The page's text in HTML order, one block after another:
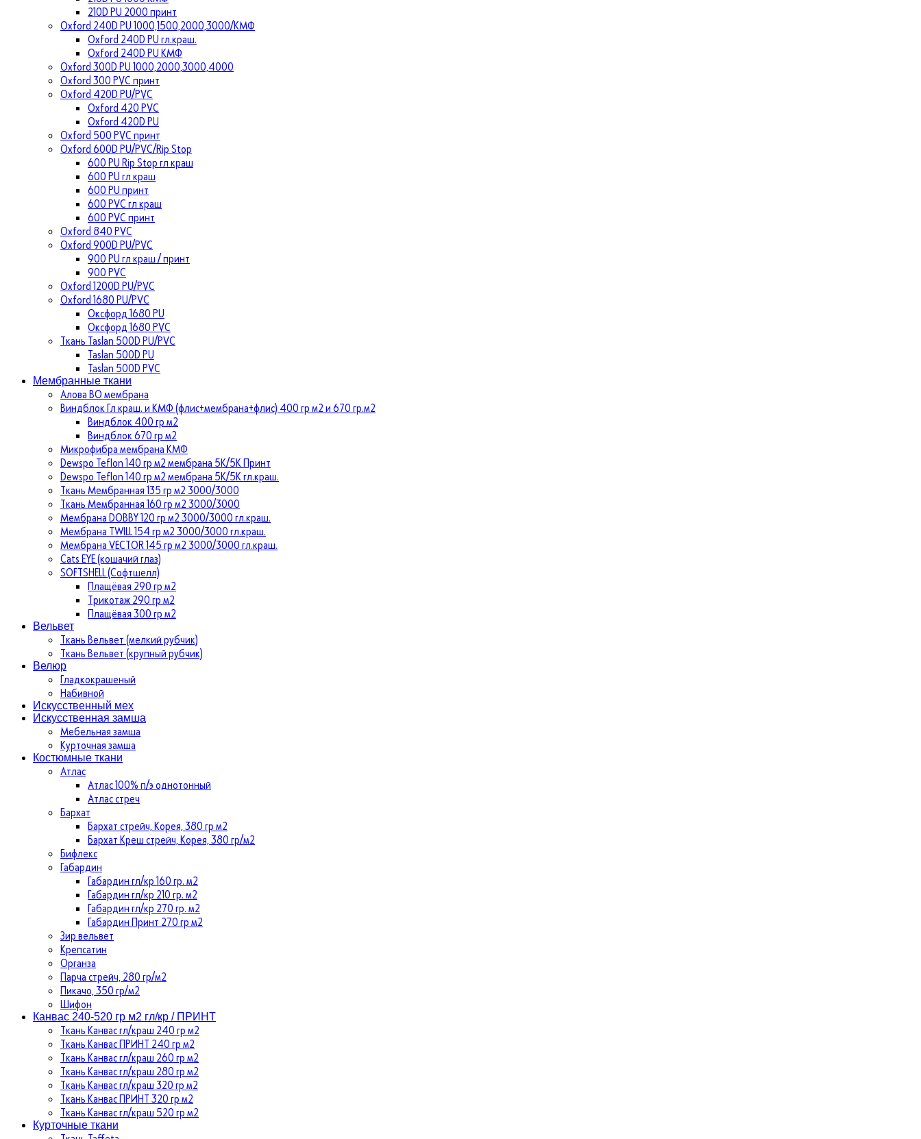
210D PU 2000 принт
Oxford 240D PU 1000,1500,2000,3000/КМФ
Oxford 240D PU гл.краш.
Oxford 240D PU КМФ
Oxford 300D PU 1000,2000,3000,4000
Oxford 300 PVC принт
Oxford 420D PU/PVC
Oxford 420 PVC
Oxford 420D PU
Oxford 500 PVC принт
Oxford 600D PU/PVC/Rip Stop
600 PU Rip Stop гл краш
600 PU гл краш
600 PU принт
600 PVC гл краш
600 PVC принт
Oxford 840 PVC
Oxford 900D PU/PVC
900 PU гл краш / принт
900 PVC
Oxford 1200D PU/PVC
Oxford 1680 PU/PVC
Оксфорд 1680 PU
Оксфорд 1680 PVC
Ткань Taslan 500D PU/PVC
Taslan 500D PU
Taslan 500D PVC
Мембранные ткани
Алова ВО мембрана
Виндблок Гл краш. и КМФ (флис+мембрана+флис) 400 гр м2 и 670 гр.м2
Виндблок 400 гр м2
Виндблок 670 гр м2
Микрофибра мембрана КМФ
Dewspo Teflon 140 гр м2 мембрана 5К/5К Принт
Dewspo Teflon 140 гр м2 мембрана 5К/5К гл.краш.
Ткань Мембранная 135 гр м2 3000/3000
Ткань Мембранная 160 гр м2 3000/3000
Мембрана DOBBY 120 гр м2 3000/3000 гл.краш.
Мембрана TWILL 154 гр м2 3000/3000 гл.краш.
Мембрана VECTOR 145 гр м2 3000/3000 гл.краш.
Cats EYE (кошачий глаз)
SOFTSHELL (Софтшелл)
Плащёвая 290 гр м2
Трикотаж 290 гр м2
Плащёвая 300 гр м2
Вельвет
Ткань Вельвет (мелкий рубчик)
Ткань Вельвет (крупный рубчик)
Велюр
Гладкокрашеный
Набивной
Искусственный мех
Искусственная замша
Мебельная замша
Курточная замша
Костюмные ткани
Атлас
Атлас 100% п/э однотонный
Атлас стреч
Бархат
Бархат стрейч, Корея, 380 гр м2
Бархат Креш стрейч, Корея, 380 гр/м2
Бифлекс
Габардин
Габардин гл/кр 160 гр. м2
Габардин гл/кр 210 гр. м2
Габардин гл/кр 270 гр. м2
Габардин Принт 270 гр м2
Зир вельвет
Крепсатин
Органза
Парча стрейч, 280 гр/м2
Пикачо, 350 гр/м2
Шифон
Канвас 240-520 гр м2 гл/кр / ПРИНТ
Ткань Канвас гл/краш 240 гр м2
Ткань Канвас ПРИНТ 240 гр м2
Ткань Канвас гл/краш 260 гр м2
Ткань Канвас гл/краш 280 гр м2
Ткань Канвас гл/краш 320 гр м2
Ткань Канвас ПРИНТ 320 гр м2
Ткань Канвас гл/краш 520 гр м2
Курточные ткани